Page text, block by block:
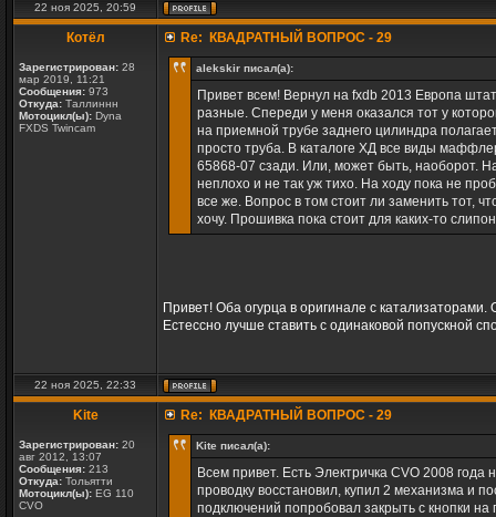
22 ноя 2025, 20:59
Котёл
Зарегистрирован: 28
мар 2019, 11:21
Сообщения: 973
Откуда: Таллиннн
Мотоцикл(ы): Dyna
FXDS Twincam
Re: КВАДРАТНЫЙ ВОПРОС - 29
alekskir писал(а):
Привет всем! Вернул на fxdb 2013 Европа
разные. Спереди у меня оказался тот у
на приемной трубе заднего цилиндра
просто труба. В каталоге ХД все виды
65868-07 сзади. Или, может быть, наоборот.
неплохо и не так уж тихо. На ходу пока не
все же. Вопрос в том стоит ли заменить тот,
хочу. Прошивка пока стоит для каких-то
Привет! Оба огурца в оригинале с
Естессно лучше ставить с одинаковой попускной
22 ноя 2025, 22:33
Kite
Зарегистрирован: 20
авг 2012, 13:07
Сообщения: 213
Откуда: Тольятти
Мотоцикл(ы): EG 110
CVO
Re: КВАДРАТНЫЙ ВОПРОС - 29
Kite писал(а):
Всем привет. Есть Электричка CVO 2008
проводку восстановил, купил 2 механизма и
подключений попробовал закрыть с кнопки